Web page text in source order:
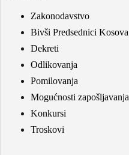
Zakonodavstvo
Bivši Predsednici Kosova
Dekreti
Odlikovanja
Pomilovanja
Mogućnosti zapošljavanja
Konkursi
Troskovi